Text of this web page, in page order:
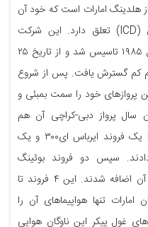
هلدینگ امارات است که خود آن
مجموعه به شرکت سرمایه‌گذاری دبی (ICD) تعلق دارد. این شرکت
هواپیمایی در بیست و پنجم مارس سال ۱۹۸۵ تاسیس شد و از تاریخ ۲۵
کم کم گسترش یافت. پس از شروع
۲۵ سپتامبر سال ۱۹۸۵، ‏اولین پروازهای خود را سمت بمبئی و
سال پرواز دبی-کراچی آن هم
راه‌اندازی شد. اولین هواپیماهای آن را یک فروند ‏ایرباس ای۳۰۰ و یک
تشکیل می‌دادند. سپس دو فروند ‏بوئینگ
۷۲۷-۲۰۰ ادونسد دست دوم به ناوگان آن اضافه شدند. این ۴ فروند تا
امارات تنها ‏هواپیماهای آن را
غول پیکر این ناوگان هوایی